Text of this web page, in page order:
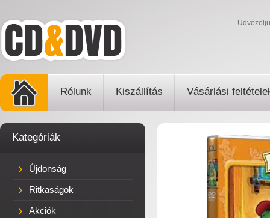
Rólunk Kiszállítás Vásárlási
Kategóriák
Újdonság
Ritkaságok
Akciók